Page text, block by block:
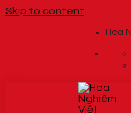
Skip to content
Hoa